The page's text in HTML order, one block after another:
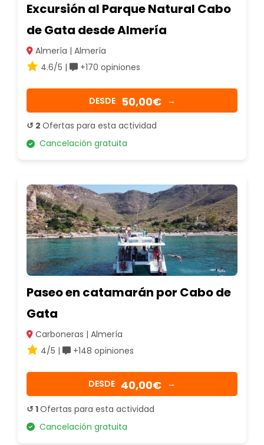
Excursión al Parque Natural Cabo
de Gata desde Almería
Almería | Almería
4.6/5 |
+170 opiniones
DESDE 50,00€ →
↺ 2 Ofertas para esta actividad
Cancelación gratuita
Paseo en catamarán por Cabo de
Gata
Carboneras | Almería
4/5 |
+148 opiniones
DESDE 40,00€ →
↺ 1Ofertas para esta actividad
Cancelación gratuita